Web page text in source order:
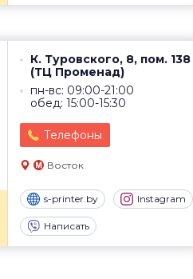
К. Туровского, 8, пом. 138
(ТЦ Променад)
пн-вс: 09:00-21:00
обед: 15:00-15:30
Телефоны
Восток
s-printer.by Instagram
Написать